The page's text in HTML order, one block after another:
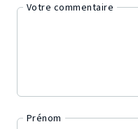
Votre commentaire
Prénom